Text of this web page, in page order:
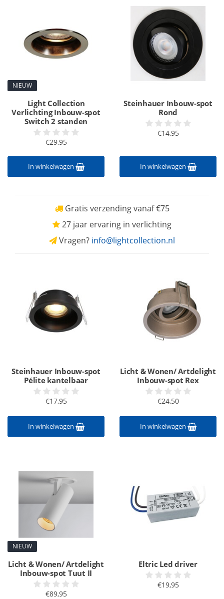
NIEUW
Light Collection
Verlichting Inbouw-spot
Switch 2 standen
€29,95
In winkelwagen
Steinhauer Inbouw-spot
Rond
€14,95
In winkelwagen
Gratis verzending vanaf €75
27 jaar ervaring in verlichting
Vragen? info@lightcollection.nl
Steinhauer Inbouw-spot
Pélite kantelbaar
€17,95
In winkelwagen
Licht & Wonen/ Artdelight
Inbouw-spot Rex
€24,50
In winkelwagen
NIEUW
Licht & Wonen/ Artdelight
Inbouw-spot Tuut II
€89,95
Eltric Led driver
€19,95